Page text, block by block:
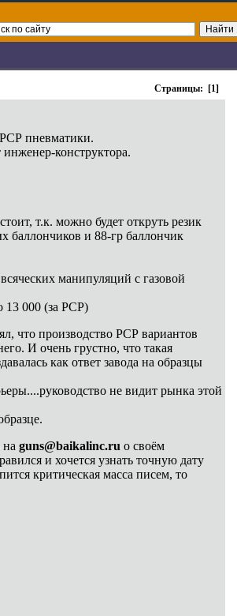
Страницы: [1]
пневматики.
конструктора.
т.к. можно будет откруть резик
баллончиков и 88-гр баллончик
манипуляций с газовой
13 000 (за РСР)
что производство РСР вариантов
И очень грустно, что такая
как ответ завода на образцы
не видит рынка этой
на guns@baikalinc.ru о своём
и хочется узнать точную дату
критическая масса писем, то